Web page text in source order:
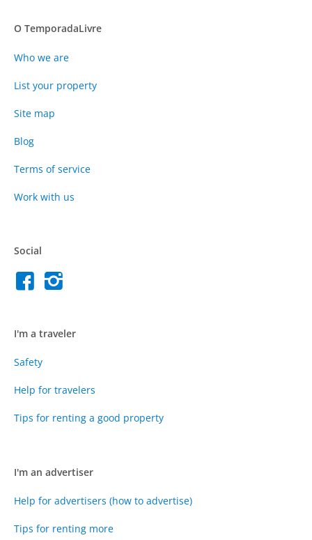
O TemporadaLivre
Who we are
List your property
Site map
Blog
Terms of service
Work with us
Social
I'm a traveler
Safety
Help for travelers
Tips for renting a good property
I'm an advertiser
Help for advertisers (how to advertise)
Tips for renting more